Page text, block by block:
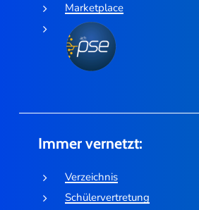
Marketplace
Immer vernetzt:
Verzeichnis
Schülervertretung